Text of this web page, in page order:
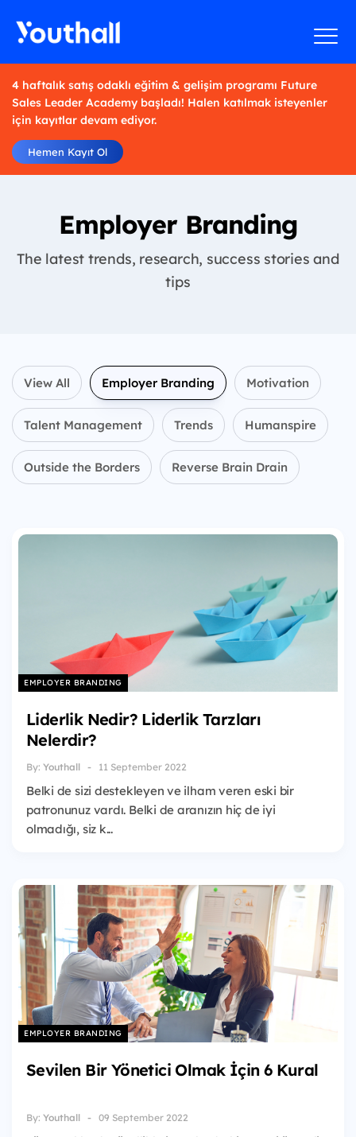
4 haftalık satış odaklı eğitim & gelişim programı Future
Sales Leader Academy başladı! Halen katılmak isteyenler
için kayıtlar devam ediyor.
Hemen Kayıt Ol
Employer Branding
The latest trends, research, success stories and
tips
View All Employer Branding Motivation
Talent Management Trends Humanspire
Outside the Borders Reverse Brain Drain
EMPLOYER BRANDING
Liderlik Nedir? Liderlik Tarzları
Nelerdir?
By: Youthall 11 September 2022
Belki de sizi destekleyen ve ilham veren eski bir
patronunuz vardı. Belki de aranızın hiç de iyi
olmadığı, siz k...
EMPLOYER BRANDING
Sevilen Bir Yönetici Olmak İçin 6 Kural
By: Youthall 09 September 2022